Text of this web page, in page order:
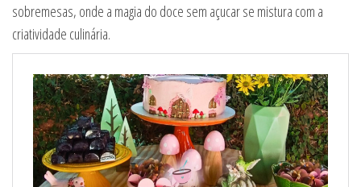
sobremesas, onde a magia do doce sem açucar se mistura com a
criatividade culinária.